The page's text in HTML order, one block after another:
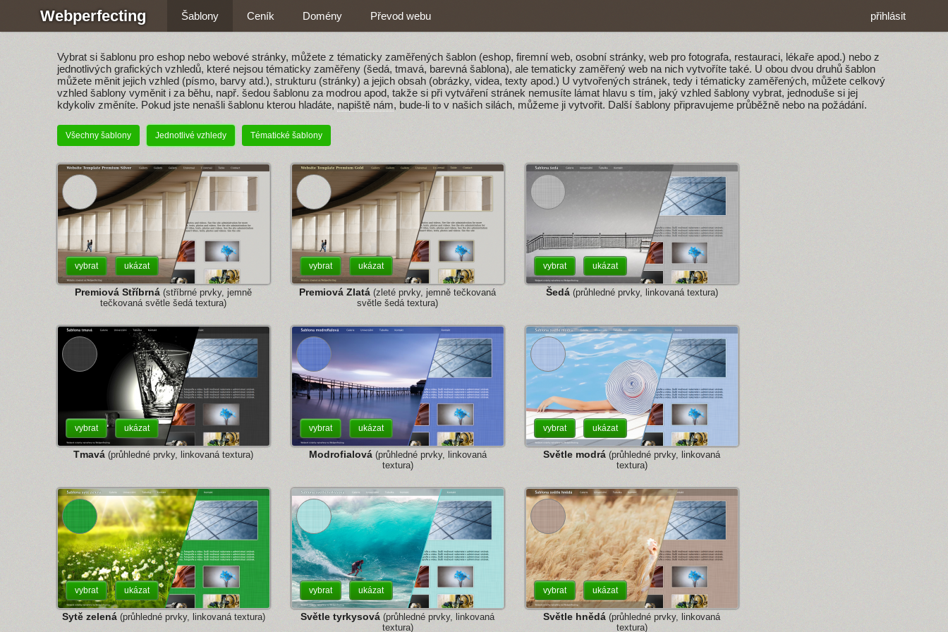
Webperfecting Šablony Ceník Domény Převod webu přihlásit
Vybrat si šablonu pro eshop nebo webové stránky, můžete z tématicky zaměřených šablon (eshop, firemní web, osobní stránky, web pro fotografa, restauraci, lékaře apod.) nebo z
jednotlivých grafických vzhledů, které nejsou tématicky zaměřeny (šedá, tmavá, barevná šablona), ale tematicky zaměřený web na nich vytvoříte také. U obou dvou druhů šablon
můžete měnit jejich vzhled (písmo, barvy atd.), strukturu (stránky) a jejich obsah (obrázky, videa, texty apod.) U vytvořených stránek, tedy i tématicky zaměřených, můžete celkový
vzhled šablony vyměnit i za běhu, např. šedou šablonu za modrou apod, takže si při vytváření stránek nemusíte lámat hlavu s tím, jaký vzhled šablony vybrat, jednoduše si jej
kdykoliv změníte. Pokud jste nenašli šablonu kterou hladáte, napiště nám, bude-li to v našich silách, můžeme ji vytvořit. Další šablony připravujeme průběžně nebo na požádání.
Všechny šablony Jednotlivé vzhledy Tématické šablony
vybrat ukázat
Premiová Stříbrná (stříbrné prvky, jemně
tečkovaná světle šedá textura)
vybrat ukázat
Premiová Zlatá (zleté prvky, jemně tečkovaná
světle šedá textura)
vybrat ukázat
Šedá(průhledné prvky, linkovaná textura)
vybrat ukázat
Tmavá (průhledné prvky, linkovaná textura)
vybrat ukázat
Modrofialová(průhledné prvky, linkovaná
textura)
vybrat ukázat
Světle modrá (průhledné prvky, linkovaná
textura)
vybrat ukázat
Sytě zelená(průhledné prvky, linkovaná textura)
vybrat ukázat
Světle tyrkysová (průhledné prvky, linkovaná
textura)
vybrat ukázat
Světle hnědá (průhledné prvky, linkovaná
textura)